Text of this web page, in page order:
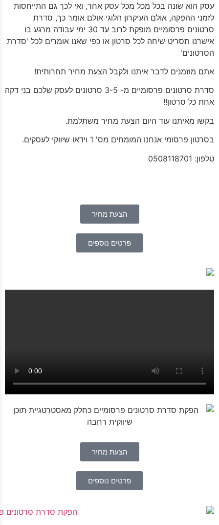
עסק הוא שונה בכל מכל מכל עסק אחר, ואי לכך גם התייחסות
לזמני ההפקה, אולם העיקרון הלוגי אולם אומר כך, סדרת
סרטונים פרסומיים מופקת לרוב עד 30 ימי עבודה מרגע בו
אישרנו תסריט שיחה לכל סרטון או כפי שאנו אומרים לכל 'סדרת
הסרטונים'
אתם מוזמנים לדבר איתנו ולקבל הצעת מחיר תחרותית!
סדרת סרטונים פרסומיים מ- 3-5 סרטונים לעסק שלכם בני דקה
אחת כל סרטון!!
בקשו מאיתנו עוד היום הצעת מחיר משתלמת.
בסרטון פרסומי אנחנו המומחים מס' 1 וידאו שיווקי לעסקים.
טלפון: 0508118701
הצעת מחיר
פרטים נוספים
הצעת מחיר
פרטים נוספים